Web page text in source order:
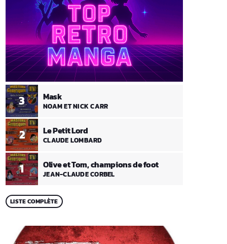
1 Olive et Tom, champions de foot
JEAN-CLAUDE CORBEL
2 Le Petit Lord
CLAUDE LOMBARD
3 Mask
NOAM ET NICK CARR
LISTE COMPLÈTE